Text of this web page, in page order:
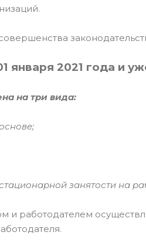
января 2021 года и
на три вида:
занятости на
и работодателем